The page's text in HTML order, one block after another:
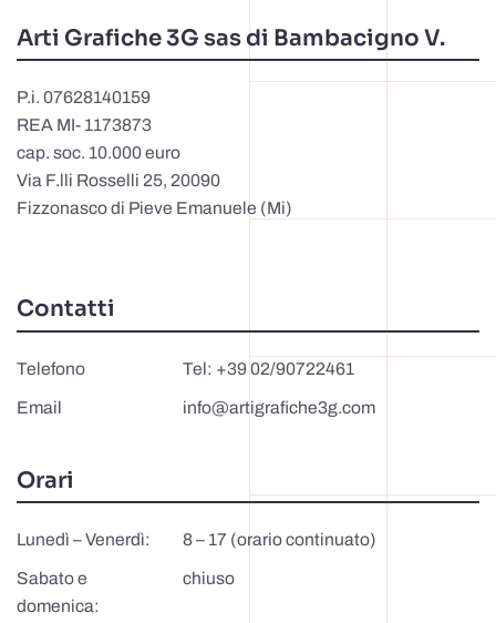
Arti Grafiche 3G sas di Bambacigno V.
P.i. 07628140159
REA MI- 1173873
cap. soc. 10.000 euro
Via F.lli Rosselli 25, 20090
Fizzonasco di Pieve Emanuele (Mi)
Contatti
Telefono Tel: +39 02/90722461
Email info@artigrafiche3g.com
Orari
Lunedì – Venerdì: 8 – 17 (orario continuato)
Sabato e
domenica:
chiuso